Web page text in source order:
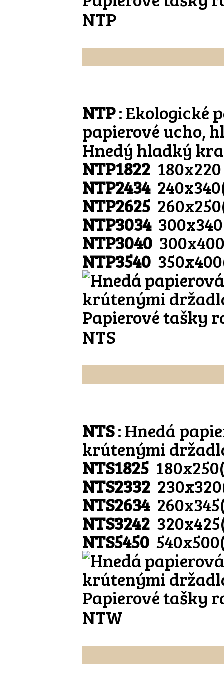
NTP
NTP: Ekologické
papierové ucho,
Hnedý hladký
NTP1822
NTP2434
NTP2625
NTP3034
NTP3040
NTP3540
Papierové tašky
NTS
NTS: Hnedá
krútenými
NTS1825
NTS2332
NTS2634
NTS3242
NTS5450
Papierové tašky
NTW